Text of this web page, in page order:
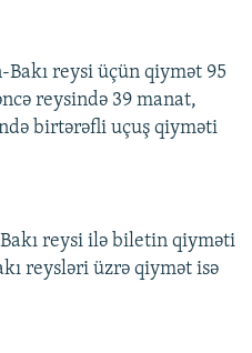
Bakı reysi üçün qiymət 95
reysində 39 manat,
birtərəfli uçuş qiyməti
reysi ilə biletin qiyməti
reysləri üzrə qiymət isə